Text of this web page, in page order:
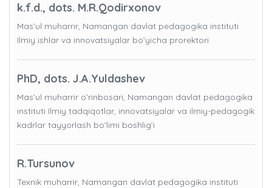
k.f.d., dots. M.R.Qodirxonov
Mas’ul muharrir, Namangan davlat pedagogika instituti
Ilmiy ishlar va innovatsiyalar bo’yicha prorektori
PhD, dots. J.A.Yuldashev
Mas’ul muharrir o’rinbosari, Namangan davlat pedagogika
instituti Ilmiy tadqiqotlar, innovatsiyalar va ilmiy-pedagogik
kadrlar tayyorlash bo'limi boshlig’i
R.Tursunov
Texnik muharrir, Namangan davlat pedagogika instituti